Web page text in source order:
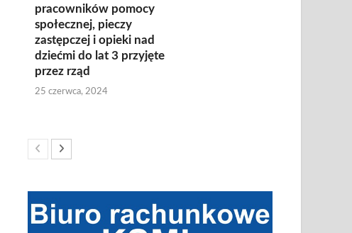
pracowników pomocy
społecznej, pieczy
zastępczej i opieki nad
dziećmi do lat 3 przyjęte
przez rząd
25 czerwca, 2024